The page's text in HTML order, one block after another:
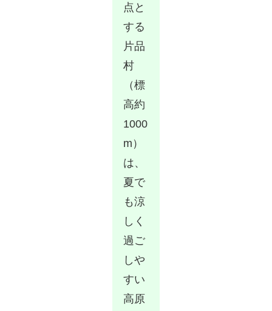
点と
する
片品
村
（標
高約
1000
m）
は、
夏で
も涼
しく
過ご
しや
すい
高原